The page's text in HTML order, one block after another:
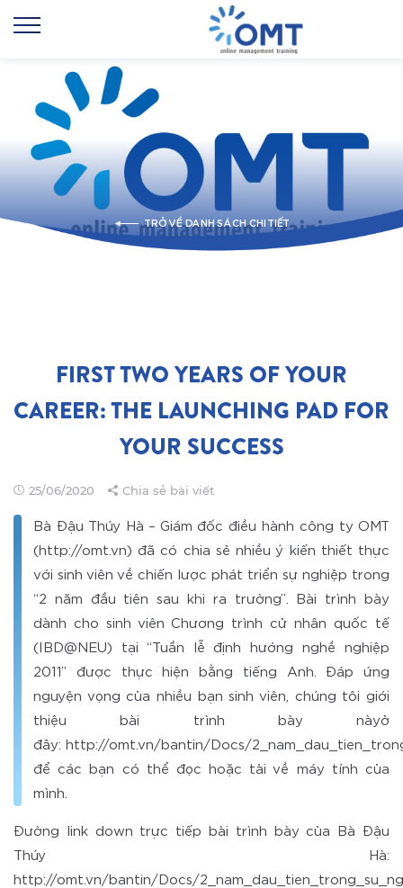
TRỞ VỀ DANH SÁCH CHI TIẾT
FIRST TWO YEARS OF YOUR
CAREER: THE LAUNCHING PAD FOR
YOUR SUCCESS
25/06/2020 Chia sẻ bài viết
Bà Đậu Thúy Hà – Giám đốc điều hành công ty OMT
(http://omt.vn) đã có chia sẻ nhiều ý kiến thiết thực
với sinh viên về chiến lược phát triển sự nghiệp trong
“2 năm đầu tiên sau khi ra trường”. Bài trình bày
dành cho sinh viên Chương trình cử nhân quốc tế
(IBD@NEU) tại “Tuần lễ định hướng nghề nghiệp
2011” được thực hiện bằng tiếng Anh. Đáp ứng
nguyện vọng của nhiều bạn sinh viên, chúng tôi giới
thiệu bài trình bày nàyở
đây: http://omt.vn/bantin/Docs/
để các bạn có thể đọc hoặc tải về máy tính của
mình.
Đường link down trực tiếp bài trình bày của Bà Đậu
Thúy Hà:
http://omt.vn/bantin/Docs/